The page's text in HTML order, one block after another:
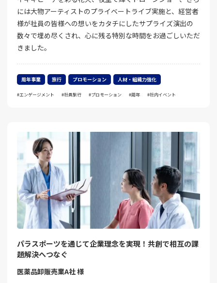
には大物アーティストのプライベートライブ実施と、経営者
様が社員の皆様への想いをカタチにしたサプライズ演出の
数々で埋め尽くされ、心に残る特別な時間をお過ごしいただ
きました。
周年事業 旅行 プロモーション 人材・組織力強化
エンゲージメント 社員旅行 プロモーション 周年 社内イベント
パラスポーツを通じて企業理念を実現！共創で相互の課
題解決へつなぐ
医薬品卸販売業A社 様